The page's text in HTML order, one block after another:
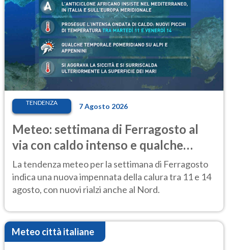
TENDENZA 7 Agosto 2026
Meteo: settimana di Ferragosto al
via con caldo intenso e qualche
temporale
La tendenza meteo per la settimana di Ferragosto
indica una nuova impennata della calura tra 11 e 14
agosto, con nuovi rialzi anche al Nord.
Meteo città italiane